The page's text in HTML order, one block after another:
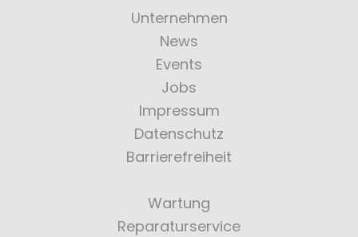
Unternehmen
News
Events
Jobs
Impressum
Datenschutz
Barrierefreiheit
Wartung
Reparaturservice